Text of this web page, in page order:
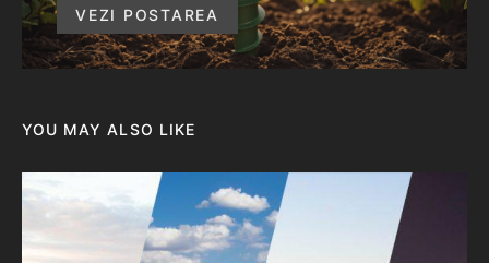
VEZI POSTAREA
YOU MAY ALSO LIKE